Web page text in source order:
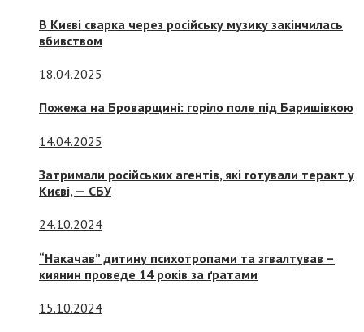
В Києві сварка через російську музику закінчилась
вбивством
18.04.2025
Пожежа на Броварщині: горіло поле під Баришівкою
14.04.2025
Затримали російських агентів, які готували теракт у
Києві, — СБУ
24.10.2024
“Накачав” дитину психотропами та згвалтував –
киянин проведе 14 років за ґратами
15.10.2024